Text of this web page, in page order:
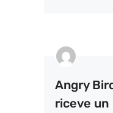
Angry
riceve un